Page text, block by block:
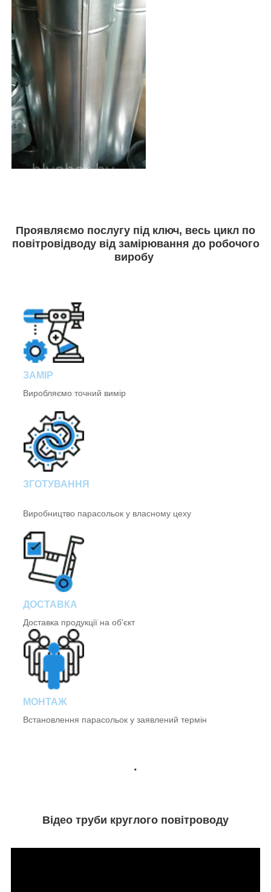
Проявляємо послугу під ключ, весь цикл по
повітровідводу від замірювання до робочого
виробу
ЗАМІР
Виробляємо точний вимір
ЗГОТУВАННЯ
Виробництво парасольок у власному цеху
ДОСТАВКА
Доставка продукції на об'єкт
МОНТАЖ
Встановлення парасольок у заявлений термін
.
Відео труби круглого повітроводу